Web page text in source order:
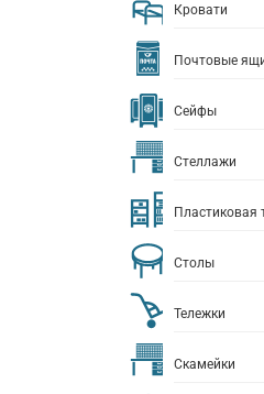
Кровати
Почтовые
Сейфы
Стеллажи
Пластиковая
Столы
Тележки
Скамейки